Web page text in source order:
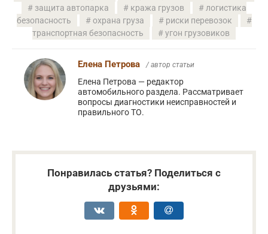
защита автопарка
кража грузов
логистика
безопасность
охрана груза
риски перевозок
транспортная безопасность
угон грузовиков
Елена Петрова / автор статьи
Елена Петрова — редактор
автомобильного раздела. Рассматривает
вопросы диагностики неисправностей и
правильного ТО.
Понравилась статья? Поделиться с
друзьями: